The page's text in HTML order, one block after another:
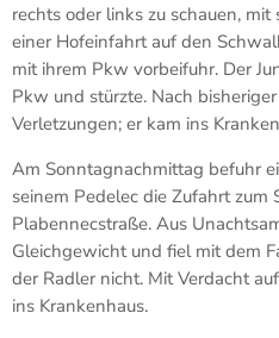
rechts oder links zu schauen,
einer Hofeinfahrt auf den
mit ihrem Pkw vorbeifuhr. Der
Pkw und stürzte. Nach
Verletzungen; er kam ins
Am Sonntagnachmittag befuhr
seinem Pedelec die Zufahrt
Plabennecstraße. Aus
Gleichgewicht und fiel mit dem
der Radler nicht. Mit Verdacht
ins Krankenhaus.